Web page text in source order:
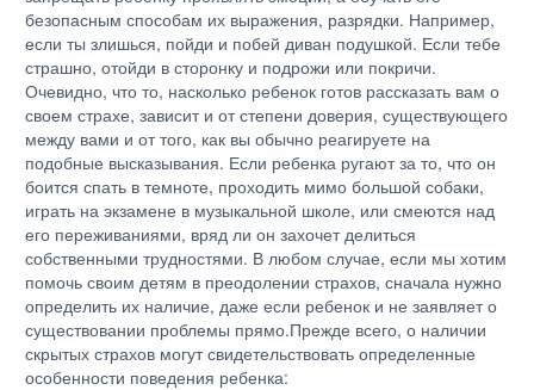
безопасным способам их выражения, разрядки. Например,
если ты злишься, пойди и побей диван подушкой. Если тебе
страшно, отойди в сторонку и подрожи или покричи.
Очевидно, что то, насколько ребенок готов рассказать вам о
своем страхе, зависит и от степени доверия, существующего
между вами и от того, как вы обычно реагируете на
подобные высказывания. Если ребенка ругают за то, что он
боится спать в темноте, проходить мимо большой собаки,
играть на экзамене в музыкальной школе, или смеются над
его переживаниями, вряд ли он захочет делиться
собственными трудностями. В любом случае, если мы хотим
помочь своим детям в преодолении страхов, сначала нужно
определить их наличие, даже если ребенок и не заявляет о
существовании проблемы прямо.Прежде всего, о наличии
скрытых страхов могут свидетельствовать определенные
особенности поведения ребенка: